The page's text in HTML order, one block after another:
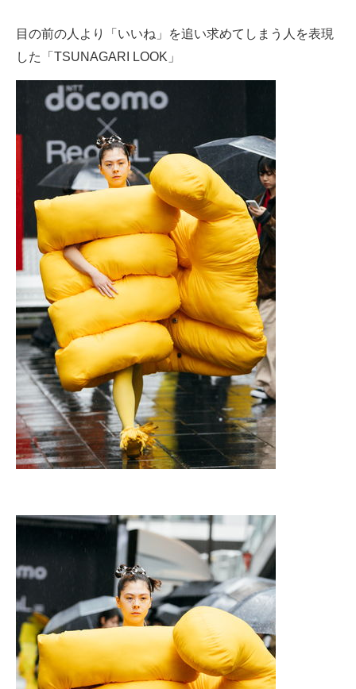
目の前の人より「いいね」を追い求めてしまう人を表現
した「TSUNAGARI LOOK」